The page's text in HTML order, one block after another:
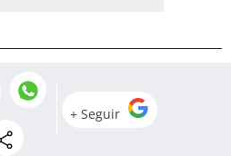
Negoci rodó per al Barça: la
cessió de Ronald Araujo al